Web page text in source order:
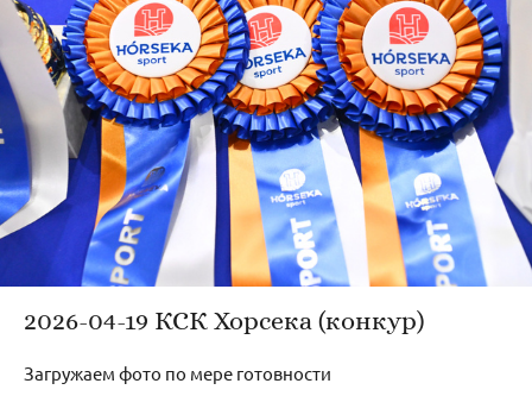
2026-04-19 КСК Хорсека (конкур)
Загружаем фото по мере готовности